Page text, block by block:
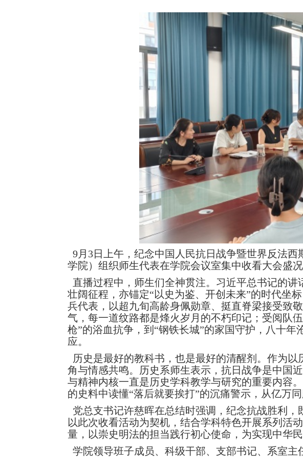
9月3日上午，纪念中国人民抗日战争暨世界反法
学院）组织师生代表在学院会议室集中收看大会盛
直播过程中，师生们全神贯注。习近平总书记的
壮阔征程，亦锚定“以史为鉴、开创未来”的时代坐
兵代表，以超九旬高龄身佩勋章、挺直脊梁接受致
气，每一道纹路都是烽火岁月的不朽印记；受阅
枪”的浴血抗争，到“钢铁长城”的家国守护，八十
应。
历史是最好的教科书，也是最好的清醒剂。作为
角与情感共鸣。历史系师生表示，抗日战争是中国
与精神内核一直是历史学科教学与研究的重要内容
的史料中读懂“落后就要挨打”的沉痛警示，从亿万
党总支书记许慈晖在总结时强调，纪念抗战胜利
以此次收看活动为契机，结合学科特色开展系列活
量，以崇史明法的担当践行初心使命，为实现中华
学院领导班子成员、科级干部、支部书记、系室主